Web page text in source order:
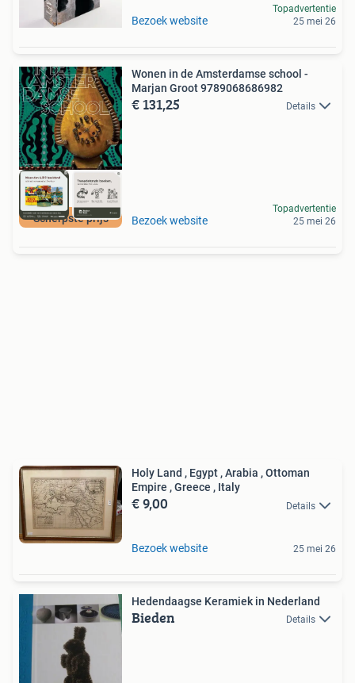
Bezoek website
Topadvertentie
25 mei 26
Scherpste prijs
Wonen in de Amsterdamse school -
Marjan Groot 9789068686982
€ 131,25 Details
Bezoek website
Topadvertentie
25 mei 26
Holy Land , Egypt , Arabia , Ottoman
Empire , Greece , Italy
€ 9,00 Details
Bezoek website 25 mei 26
Hedendaagse Keramiek in Nederland
Bieden Details